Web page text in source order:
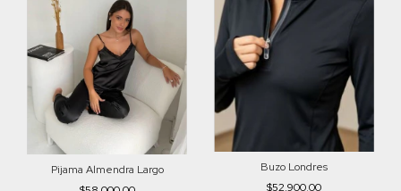
Pijama Almendra Largo
Buzo Londres
$52.900,00